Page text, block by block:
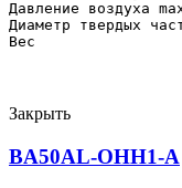
Давление воздуха
Диаметр твердых
Вес
Закрыть
BA50AL-OHH1-A